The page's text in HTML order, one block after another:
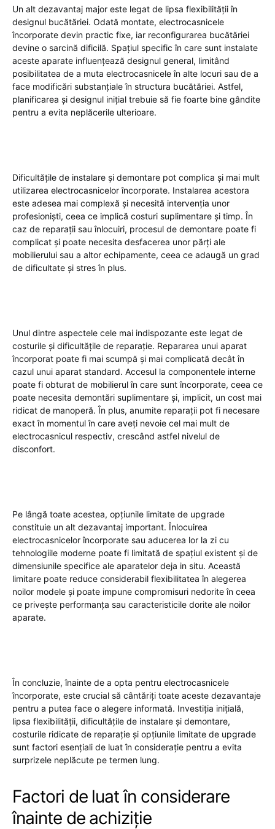
Un alt dezavantaj major este legat de lipsa flexibilității în
designul bucătăriei. Odată montate, electrocasnicele
încorporate devin practic fixe, iar reconfigurarea bucătăriei
devine o sarcină dificilă. Spațiul specific în care sunt instalate
aceste aparate influențează designul general, limitând
posibilitatea de a muta electrocasnicele în alte locuri sau de a
face modificări substanțiale în structura bucătăriei. Astfel,
planificarea și designul inițial trebuie să fie foarte bine gândite
pentru a evita neplăcerile ulterioare.
Dificultățile de instalare și demontare pot complica și mai mult
utilizarea electrocasnicelor încorporate. Instalarea acestora
este adesea mai complexă și necesită intervenția unor
profesioniști, ceea ce implică costuri suplimentare și timp. În
caz de reparații sau înlocuiri, procesul de demontare poate fi
complicat și poate necesita desfacerea unor părți ale
mobilierului sau a altor echipamente, ceea ce adaugă un grad
de dificultate și stres în plus.
Unul dintre aspectele cele mai indispozante este legat de
costurile și dificultățile de reparație. Repararea unui aparat
încorporat poate fi mai scumpă și mai complicată decât în
cazul unui aparat standard. Accesul la componentele interne
poate fi obturat de mobilierul în care sunt încorporate, ceea ce
poate necesita demontări suplimentare și, implicit, un cost mai
ridicat de manoperă. În plus, anumite reparații pot fi necesare
exact în momentul în care aveți nevoie cel mai mult de
electrocasnicul respectiv, crescând astfel nivelul de
disconfort.
Pe lângă toate acestea, opțiunile limitate de upgrade
constituie un alt dezavantaj important. Înlocuirea
electrocasnicelor încorporate sau aducerea lor la zi cu
tehnologiile moderne poate fi limitată de spațiul existent și de
dimensiunile specifice ale aparatelor deja in situ. Această
limitare poate reduce considerabil flexibilitatea în alegerea
noilor modele și poate impune compromisuri nedorite în ceea
ce privește performanța sau caracteristicile dorite ale noilor
aparate.
În concluzie, înainte de a opta pentru electrocasnicele
încorporate, este crucial să cântăriți toate aceste dezavantaje
pentru a putea face o alegere informată. Investiția inițială,
lipsa flexibilității, dificultățile de instalare și demontare,
costurile ridicate de reparație și opțiunile limitate de upgrade
sunt factori esențiali de luat în considerație pentru a evita
surprizele neplăcute pe termen lung.
Factori de luat în considerare
înainte de achiziție